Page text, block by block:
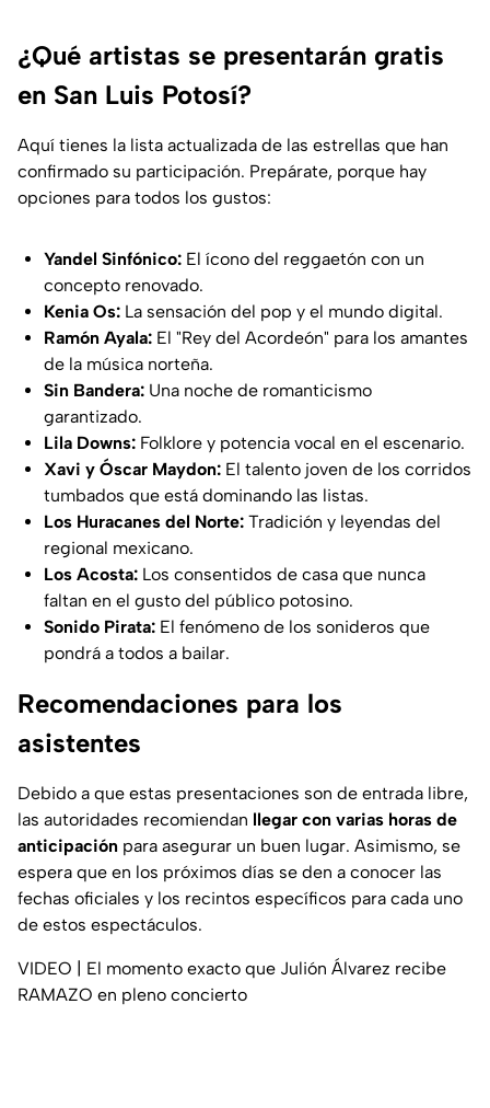
¿Qué artistas se presentarán gratis
en San Luis Potosí?
Aquí tienes la lista actualizada de las estrellas que han
confirmado su participación. Prepárate, porque hay
opciones para todos los gustos:
Yandel Sinfónico: El ícono del reggaetón con un
concepto renovado.
Kenia Os: La sensación del pop y el mundo digital.
Ramón Ayala: El "Rey del Acordeón" para los amantes
de la música norteña.
Sin Bandera: Una noche de romanticismo
garantizado.
Lila Downs: Folklore y potencia vocal en el escenario.
Xavi y Óscar Maydon: El talento joven de los corridos
tumbados que está dominando las listas.
Los Huracanes del Norte: Tradición y leyendas del
regional mexicano.
Los Acosta: Los consentidos de casa que nunca
faltan en el gusto del público potosino.
Sonido Pirata: El fenómeno de los sonideros que
pondrá a todos a bailar.
Recomendaciones para los
asistentes
Debido a que estas presentaciones son de entrada libre,
las autoridades recomiendan llegar con varias horas de
anticipación para asegurar un buen lugar. Asimismo, se
espera que en los próximos días se den a conocer las
fechas oficiales y los recintos específicos para cada uno
de estos espectáculos.
VIDEO | El momento exacto que Julión Álvarez recibe
RAMAZO en pleno concierto